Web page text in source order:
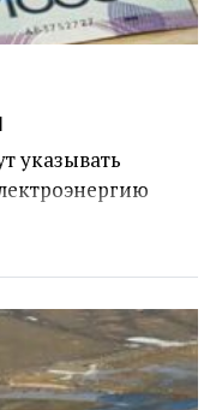
указывать